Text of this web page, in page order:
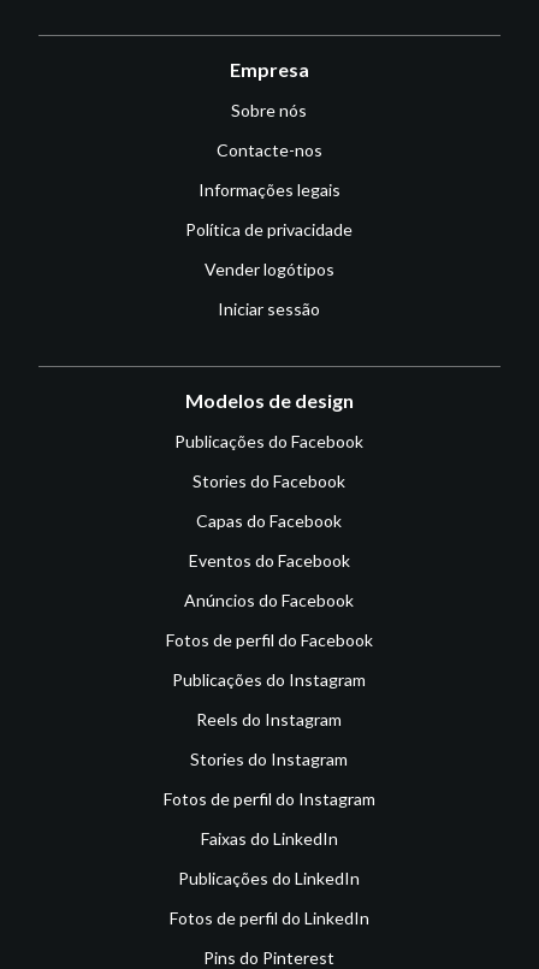
Empresa
Sobre nós
Contacte-nos
Informações legais
Política de privacidade
Vender logótipos
Iniciar sessão
Modelos de design
Publicações do Facebook
Stories do Facebook
Capas do Facebook
Eventos do Facebook
Anúncios do Facebook
Fotos de perfil do Facebook
Publicações do Instagram
Reels do Instagram
Stories do Instagram
Fotos de perfil do Instagram
Faixas do LinkedIn
Publicações do LinkedIn
Fotos de perfil do LinkedIn
Pins do Pinterest